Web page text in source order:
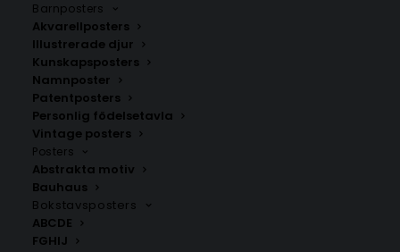
Barnposters
Akvarellposters
Illustrerade djur
Kunskapsposters
Namnposter
Patentposters
Personlig födelsetavla
Vintage posters
Posters
Abstrakta motiv
Bauhaus
Bokstavsposters
ABCDE
FGHIJ
30×40 cm och 21×30 cm.
Dalarnas län,Leksands kommun
ANDRA KÖPTE ÄVEN